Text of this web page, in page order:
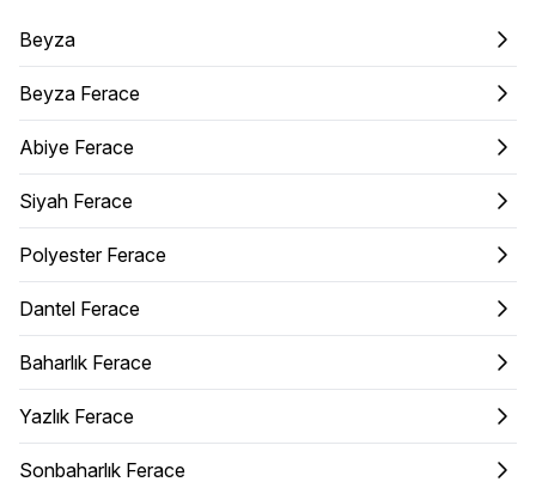
Beyza
Beyza Ferace
Abiye Ferace
Siyah Ferace
Polyester Ferace
Dantel Ferace
Baharlık Ferace
Yazlık Ferace
Sonbaharlık Ferace